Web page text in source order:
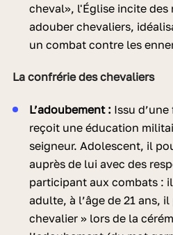
cheval», l'Église incite des
adouber chevaliers,
un combat contre les
La confrérie des chevaliers
L’adoubement : Issu
reçoit une éducation
seigneur. Adolescent, il
auprès de lui avec des
participant aux combats :
adulte, à l’âge de 21 ans,
chevalier » lors de la